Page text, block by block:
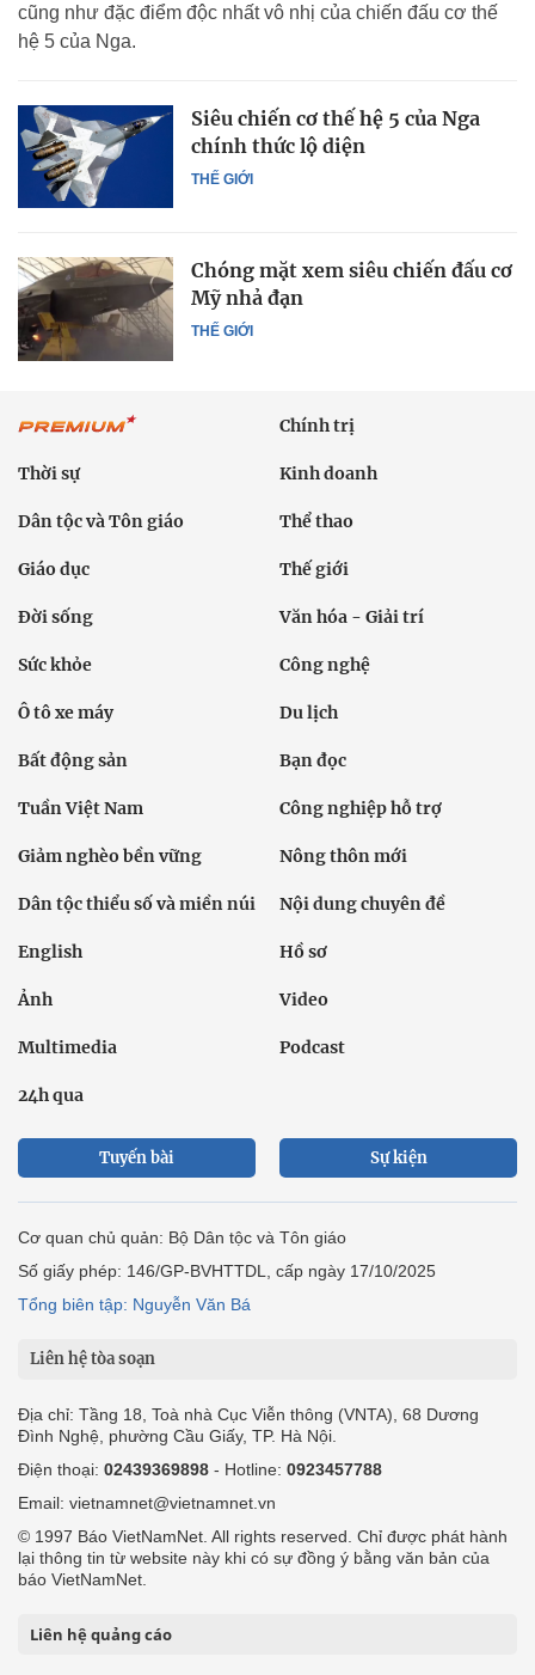
cũng như đặc điểm độc nhất vô nhị của chiến đấu cơ thế
hệ 5 của Nga.
THẾ GIỚI
Siêu chiến cơ thế hệ 5 của Nga
chính thức lộ diện
THẾ GIỚI
Chóng mặt xem siêu chiến đấu cơ
Mỹ nhả đạn
Chính trị
Thời sự Kinh doanh
Dân tộc và Tôn giáo Thể thao
Giáo dục Thế giới
Đời sống Văn hóa - Giải trí
Sức khỏe Công nghệ
Ô tô xe máy Du lịch
Bất động sản Bạn đọc
Tuần Việt Nam Công nghiệp hỗ trợ
Giảm nghèo bền vững Nông thôn mới
Dân tộc thiểu số và miền núi Nội dung chuyên đề
English Hồ sơ
Ảnh Video
Multimedia Podcast
24h qua
Tuyến bài Sự kiện
Cơ quan chủ quản: Bộ Dân tộc và Tôn giáo
Số giấy phép: 146/GP-BVHTTDL, cấp ngày 17/10/2025
Tổng biên tập: Nguyễn Văn Bá
Liên hệ tòa soạn
Địa chỉ: Tầng 18, Toà nhà Cục Viễn thông (VNTA), 68 Dương
Đình Nghệ, phường Cầu Giấy, TP. Hà Nội.
Điện thoại: 02439369898 - Hotline: 0923457788
Email: vietnamnet@vietnamnet.vn
© 1997 Báo VietNamNet. All rights reserved. Chỉ được phát hành
lại thông tin từ website này khi có sự đồng ý bằng văn bản của
báo VietNamNet.
Liên hệ quảng cáo